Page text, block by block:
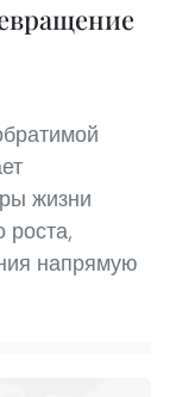
жизни
роста,
напрямую